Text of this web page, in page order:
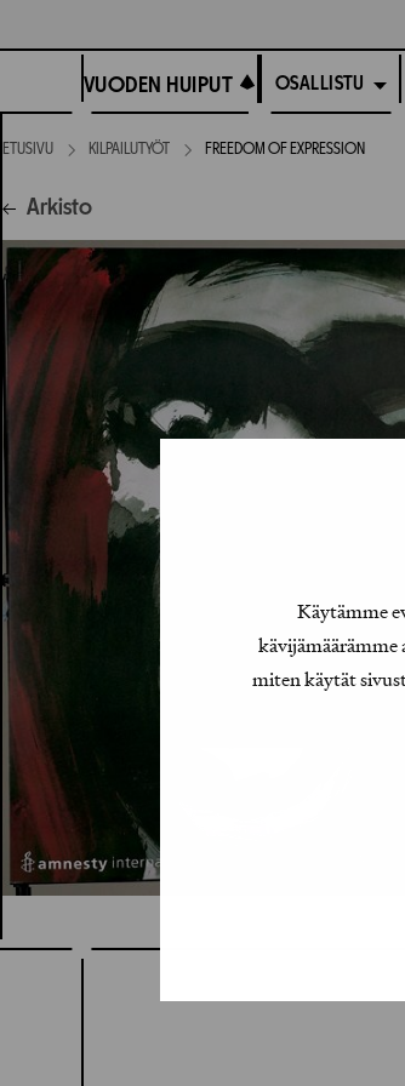
Käytämme
kävijämäärämme
miten käytät
suoraan
VUODEN HUIPUT
VUODEN HUIPUT OSALLISTU
ETUSIVU KILPAILUTYÖT FREEDOM OF EXPRESSION
Arkisto